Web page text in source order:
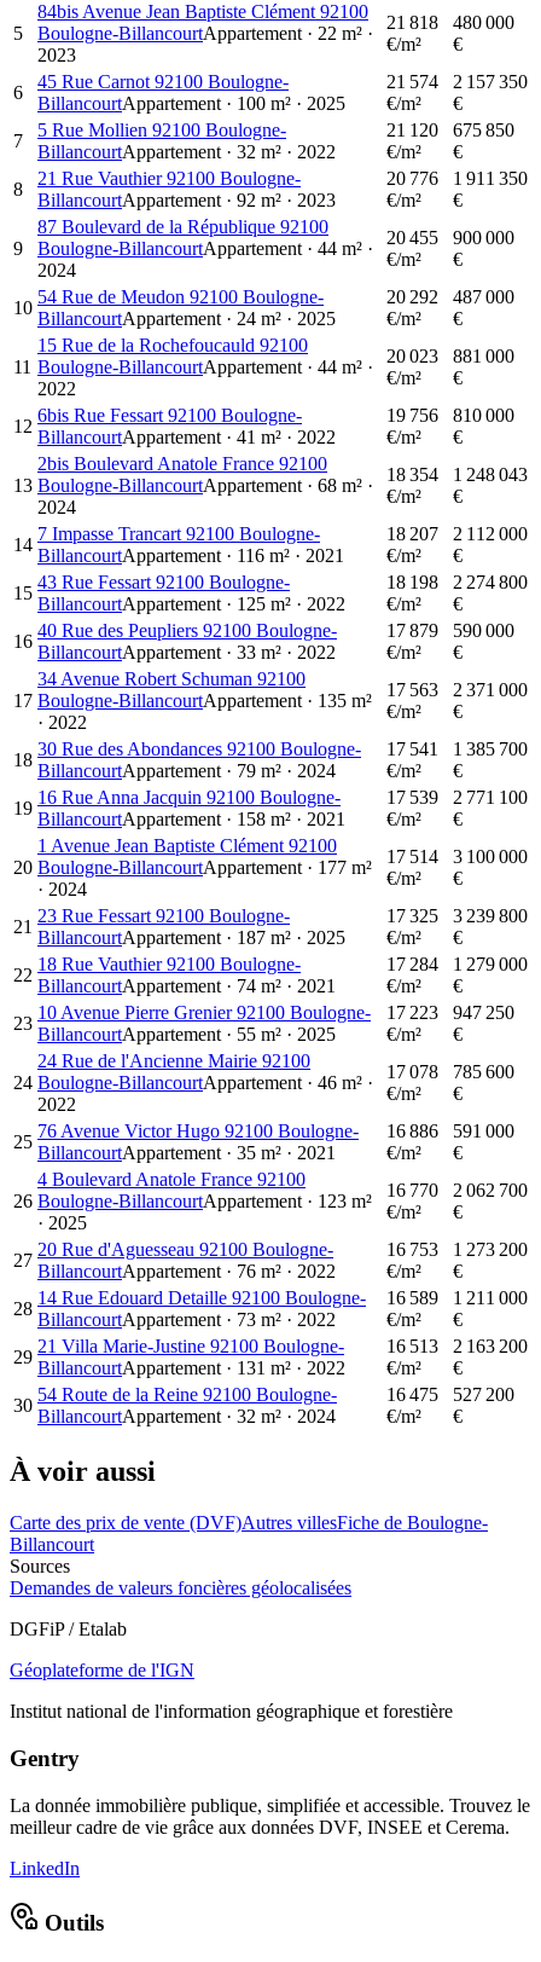
5
84bis Avenue Jean Baptiste Clément 92100
Boulogne-BillancourtAppartement · 22 m² ·
2023
21 818
€/m²
480 000
€
6
45 Rue Carnot 92100 Boulogne-
BillancourtAppartement · 100 m² · 2025
21 574
€/m²
2 157 350
€
7
5 Rue Mollien 92100 Boulogne-
BillancourtAppartement · 32 m² · 2022
21 120
€/m²
675 850
€
8
21 Rue Vauthier 92100 Boulogne-
BillancourtAppartement · 92 m² · 2023
20 776
€/m²
1 911 350
€
9
87 Boulevard de la République 92100
Boulogne-BillancourtAppartement · 44 m² ·
2024
20 455
€/m²
900 000
€
10
54 Rue de Meudon 92100 Boulogne-
BillancourtAppartement · 24 m² · 2025
20 292
€/m²
487 000
€
11
15 Rue de la Rochefoucauld 92100
Boulogne-BillancourtAppartement · 44 m² ·
2022
20 023
€/m²
881 000
€
12
6bis Rue Fessart 92100 Boulogne-
BillancourtAppartement · 41 m² · 2022
19 756
€/m²
810 000
€
13
2bis Boulevard Anatole France 92100
Boulogne-BillancourtAppartement · 68 m² ·
2024
18 354
€/m²
1 248 043
€
14
7 Impasse Trancart 92100 Boulogne-
BillancourtAppartement · 116 m² · 2021
18 207
€/m²
2 112 000
€
15
43 Rue Fessart 92100 Boulogne-
BillancourtAppartement · 125 m² · 2022
18 198
€/m²
2 274 800
€
16
40 Rue des Peupliers 92100 Boulogne-
BillancourtAppartement · 33 m² · 2022
17 879
€/m²
590 000
€
17
34 Avenue Robert Schuman 92100
Boulogne-BillancourtAppartement · 135 m²
· 2022
17 563
€/m²
2 371 000
€
18
30 Rue des Abondances 92100 Boulogne-
BillancourtAppartement · 79 m² · 2024
17 541
€/m²
1 385 700
€
19
16 Rue Anna Jacquin 92100 Boulogne-
BillancourtAppartement · 158 m² · 2021
17 539
€/m²
2 771 100
€
20
1 Avenue Jean Baptiste Clément 92100
Boulogne-BillancourtAppartement · 177 m²
· 2024
17 514
€/m²
3 100 000
€
21
23 Rue Fessart 92100 Boulogne-
BillancourtAppartement · 187 m² · 2025
17 325
€/m²
3 239 800
€
22
18 Rue Vauthier 92100 Boulogne-
BillancourtAppartement · 74 m² · 2021
17 284
€/m²
1 279 000
€
23
10 Avenue Pierre Grenier 92100 Boulogne-
BillancourtAppartement · 55 m² · 2025
17 223
€/m²
947 250
€
24
24 Rue de l'Ancienne Mairie 92100
Boulogne-BillancourtAppartement · 46 m² ·
2022
17 078
€/m²
785 600
€
25
76 Avenue Victor Hugo 92100 Boulogne-
BillancourtAppartement · 35 m² · 2021
16 886
€/m²
591 000
€
26
4 Boulevard Anatole France 92100
Boulogne-BillancourtAppartement · 123 m²
· 2025
16 770
€/m²
2 062 700
€
27
20 Rue d'Aguesseau 92100 Boulogne-
BillancourtAppartement · 76 m² · 2022
16 753
€/m²
1 273 200
€
28
14 Rue Edouard Detaille 92100 Boulogne-
BillancourtAppartement · 73 m² · 2022
16 589
€/m²
1 211 000
€
29
21 Villa Marie-Justine 92100 Boulogne-
BillancourtAppartement · 131 m² · 2022
16 513
€/m²
2 163 200
€
30
54 Route de la Reine 92100 Boulogne-
BillancourtAppartement · 32 m² · 2024
16 475
€/m²
527 200
€
À voir aussi
Carte des prix de vente (DVF)Autres villesFiche de Boulogne-
Billancourt
Sources
Demandes de valeurs foncières géolocalisées
DGFiP / Etalab
Géoplateforme de l'IGN
Institut national de l'information géographique et forestière
Gentry
La donnée immobilière publique, simplifiée et accessible. Trouvez le
meilleur cadre de vie grâce aux données DVF, INSEE et Cerema.
LinkedIn
Outils